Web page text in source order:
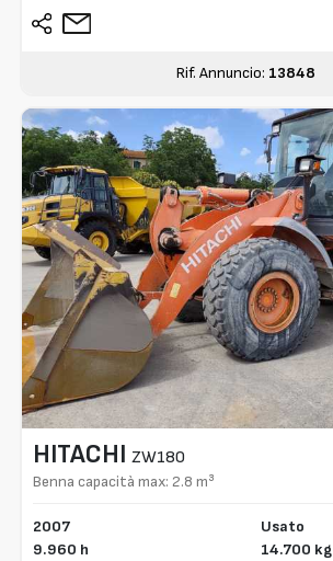
Rif. Annuncio: 13848
HITACHI ZW180
Benna capacità max: 2.8 m³
2007
9.960 h
Usato
14.700 kg